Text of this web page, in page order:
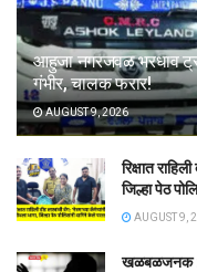
आहुजा नगरजवळ भरधाव
गंभीर, चालक फरार!
AUGUST 9, 2026
रिक्षात
जिल्हा पेठ
AUGUST 9,
खळबळजनक :